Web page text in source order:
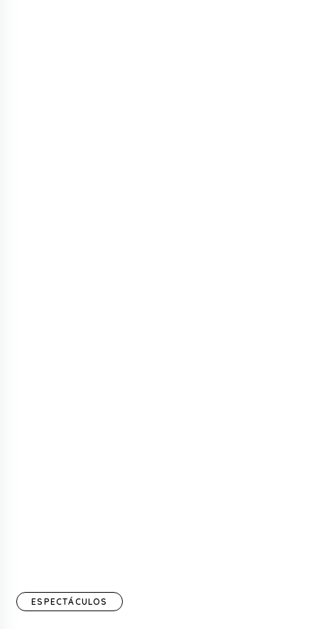
ESPECTÁCULOS